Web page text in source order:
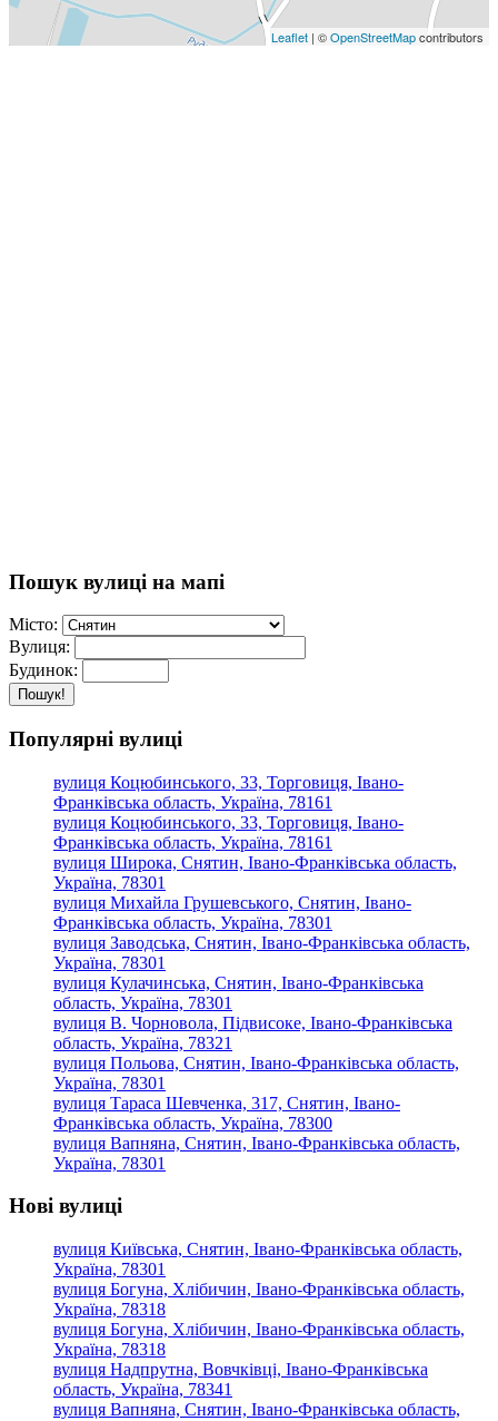
Leaflet | ©OpenStreetMapcontributors
Пошук вулиці на мапі
Місто:
Вулиця:
Будинок:
Пошук!
Популярні вулиці
вулиця Коцюбинського, 33, Торговиця, Івано-
Франківська область, Україна, 78161
вулиця Коцюбинського, 33, Торговиця, Івано-
Франківська область, Україна, 78161
вулиця Широка, Снятин, Івано-Франківська область,
Україна, 78301
вулиця Михайла Грушевського, Снятин, Івано-
Франківська область, Україна, 78301
вулиця Заводська, Снятин, Івано-Франківська область,
Україна, 78301
вулиця Кулачинська, Снятин, Івано-Франківська
область, Україна, 78301
вулиця В. Чорновола, Підвисоке, Івано-Франківська
область, Україна, 78321
вулиця Польова, Снятин, Івано-Франківська область,
Україна, 78301
вулиця Тараса Шевченка, 317, Снятин, Івано-
Франківська область, Україна, 78300
вулиця Вапняна, Снятин, Івано-Франківська область,
Україна, 78301
Нові вулиці
вулиця Київська, Снятин, Івано-Франківська область,
Україна, 78301
вулиця Богуна, Хлібичин, Івано-Франківська область,
Україна, 78318
вулиця Богуна, Хлібичин, Івано-Франківська область,
Україна, 78318
вулиця Надпрутна, Вовчківці, Івано-Франківська
область, Україна, 78341
вулиця Вапняна, Снятин, Івано-Франківська область,